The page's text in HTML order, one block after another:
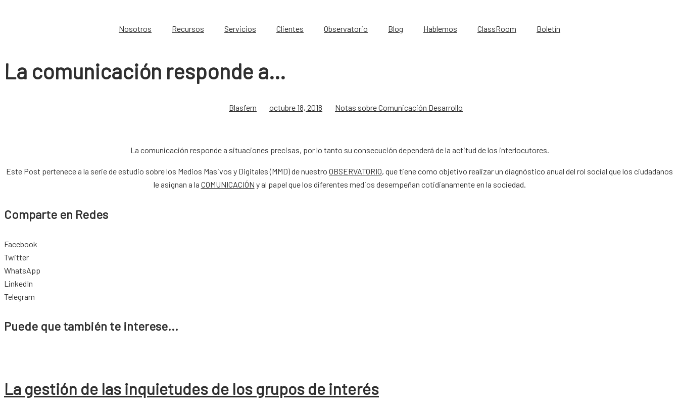
Nosotros Recursos Servicios Clientes Observatorio Blog Hablemos ClassRoom Boletín
La comunicación responde a…
Blasfern octubre 18, 2018 Notas sobre Comunicación Desarrollo
La comunicación responde a situaciones precisas, por lo tanto su consecución dependerá de la actitud de los interlocutores.
Este Post pertenece a la serie de estudio sobre los Medios Masivos y Digitales (MMD) de nuestro OBSERVATORIO, que tiene como objetivo realizar un diagnóstico anual del rol social que los ciudadanos
le asignan a la COMUNICACIÓN y al papel que los diferentes medios desempeñan cotidianamente en la sociedad.
Comparte en Redes
Facebook
Twitter
WhatsApp
LinkedIn
Telegram
Puede que también te interese...
La gestión de las inquietudes de los grupos de interés